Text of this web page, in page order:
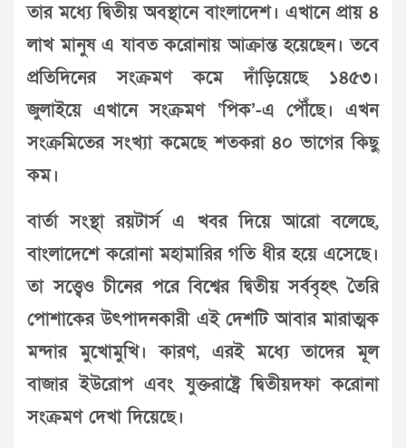
তার মধ্যে দ্বিতীয় অবস্থানে বাংলাদেশ। এখানে প্রায় ৪
লাখ মানুষ এ যাবত করোনায় আক্রান্ত হয়েছেন। তবে
প্রতিদিনের সংক্রমণ কমে দাঁড়িয়েছে ১৪৫৩।
জুলাইয়ে এখানে সংক্রমণ ‘পিক’-এ পৌঁছে। এখন
সংক্রমিতের সংখ্যা কমেছে শতকরা ৪০ ভাগের কিছু
কম।
বার্তা সংস্থা রয়টার্স এ খবর দিয়ে আরো বলেছে,
বাংলাদেশে করোনা মহামারির গতি ধীর হয়ে এসেছে।
তা সত্ত্বেও চীনের পরে বিশ্বের দ্বিতীয় সর্ববৃহৎ তৈরি
পোশাকের উৎপাদনকারী এই দেশটি আবার মারাত্মক
মন্দার মুখোমুখি। কারণ, এরই মধ্যে তাদের মূল
বাজার ইউরোপ এবং যুক্তরাষ্ট্রে দ্বিতীয়দফা করোনা
সংক্রমণ দেখা দিয়েছে।